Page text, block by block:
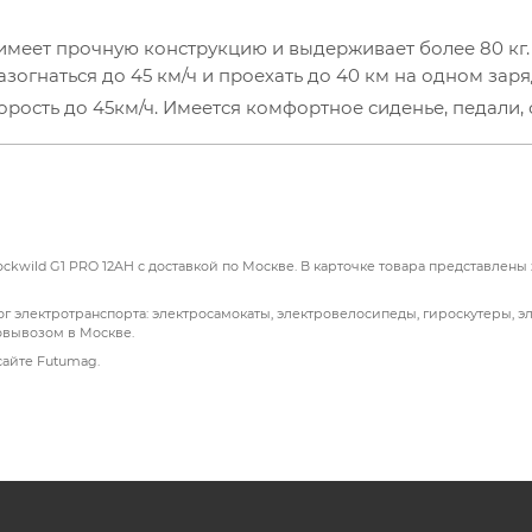
прочную конструкцию и выдерживает более 80 кг.
до 45км/ч. Имеется комфортное сиденье, педали,
до 45 км/ч и проехать до 40 км на одном
G1 PRO 12AH с доставкой по Москве. В карточке товара
электросамокаты, электровелосипеды, гироскутеры,
в Москве.
Futumag.